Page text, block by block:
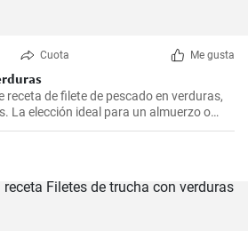
Cuota Me gusta
receta de filete de pescado en verduras,
La elección ideal para un almuerzo o